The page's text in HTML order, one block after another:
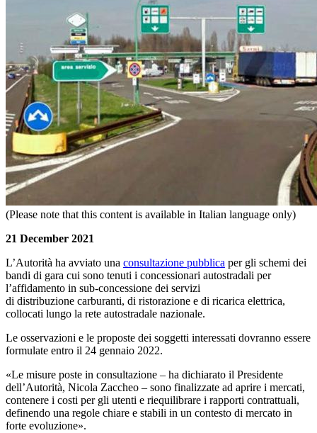
(Please note that this content is available in Italian language only)
21 December 2021
L’Autorità ha avviato una consultazione pubblica per gli schemi dei
bandi di gara cui sono tenuti i concessionari autostradali per
l’affidamento in sub-concessione dei servizi
di distribuzione carburanti, di ristorazione e di ricarica elettrica,
collocati lungo la rete autostradale nazionale.
Le osservazioni e le proposte dei soggetti interessati dovranno essere
formulate entro il 24 gennaio 2022.
«Le misure poste in consultazione – ha dichiarato il Presidente
dell’Autorità, Nicola Zaccheo – sono finalizzate ad aprire i mercati,
contenere i costi per gli utenti e riequilibrare i rapporti contrattuali,
definendo una regole chiare e stabili in un contesto di mercato in
forte evoluzione».